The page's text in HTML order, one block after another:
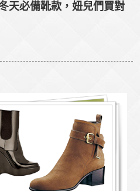
天必備靴款，妞兒們買對